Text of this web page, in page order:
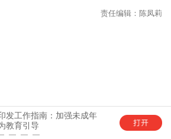
发工作指南：加强未成年
教育引导
中国